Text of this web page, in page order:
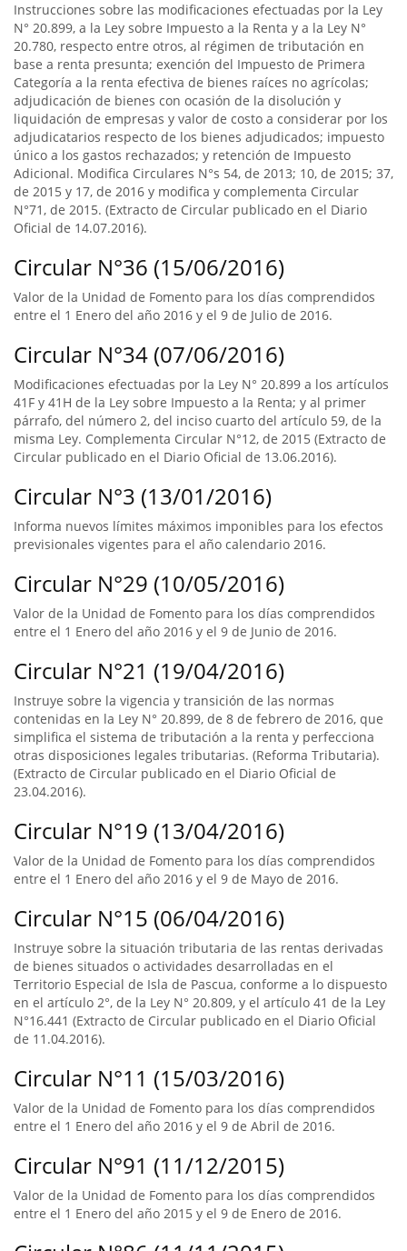
Instrucciones sobre las modificaciones efectuadas por la Ley
N° 20.899, a la Ley sobre Impuesto a la Renta y a la Ley N°
20.780, respecto entre otros, al régimen de tributación en
base a renta presunta; exención del Impuesto de Primera
Categoría a la renta efectiva de bienes raíces no agrícolas;
adjudicación de bienes con ocasión de la disolución y
liquidación de empresas y valor de costo a considerar por los
adjudicatarios respecto de los bienes adjudicados; impuesto
único a los gastos rechazados; y retención de Impuesto
Adicional. Modifica Circulares N°s 54, de 2013; 10, de 2015; 37,
de 2015 y 17, de 2016 y modifica y complementa Circular
N°71, de 2015. (Extracto de Circular publicado en el Diario
Oficial de 14.07.2016).
Circular N°36 (15/06/2016)
Valor de la Unidad de Fomento para los días comprendidos
entre el 1 Enero del año 2016 y el 9 de Julio de 2016.
Circular N°34 (07/06/2016)
Modificaciones efectuadas por la Ley N° 20.899 a los artículos
41F y 41H de la Ley sobre Impuesto a la Renta; y al primer
párrafo, del número 2, del inciso cuarto del artículo 59, de la
misma Ley. Complementa Circular N°12, de 2015 (Extracto de
Circular publicado en el Diario Oficial de 13.06.2016).
Circular N°3 (13/01/2016)
Informa nuevos límites máximos imponibles para los efectos
previsionales vigentes para el año calendario 2016.
Circular N°29 (10/05/2016)
Valor de la Unidad de Fomento para los días comprendidos
entre el 1 Enero del año 2016 y el 9 de Junio de 2016.
Circular N°21 (19/04/2016)
Instruye sobre la vigencia y transición de las normas
contenidas en la Ley N° 20.899, de 8 de febrero de 2016, que
simplifica el sistema de tributación a la renta y perfecciona
otras disposiciones legales tributarias. (Reforma Tributaria).
(Extracto de Circular publicado en el Diario Oficial de
23.04.2016).
Circular N°19 (13/04/2016)
Valor de la Unidad de Fomento para los días comprendidos
entre el 1 Enero del año 2016 y el 9 de Mayo de 2016.
Circular N°15 (06/04/2016)
Instruye sobre la situación tributaria de las rentas derivadas
de bienes situados o actividades desarrolladas en el
Territorio Especial de Isla de Pascua, conforme a lo dispuesto
en el artículo 2°, de la Ley N° 20.809, y el artículo 41 de la Ley
N°16.441 (Extracto de Circular publicado en el Diario Oficial
de 11.04.2016).
Circular N°11 (15/03/2016)
Valor de la Unidad de Fomento para los días comprendidos
entre el 1 Enero del año 2016 y el 9 de Abril de 2016.
Circular N°91 (11/12/2015)
Valor de la Unidad de Fomento para los días comprendidos
entre el 1 Enero del año 2015 y el 9 de Enero de 2016.